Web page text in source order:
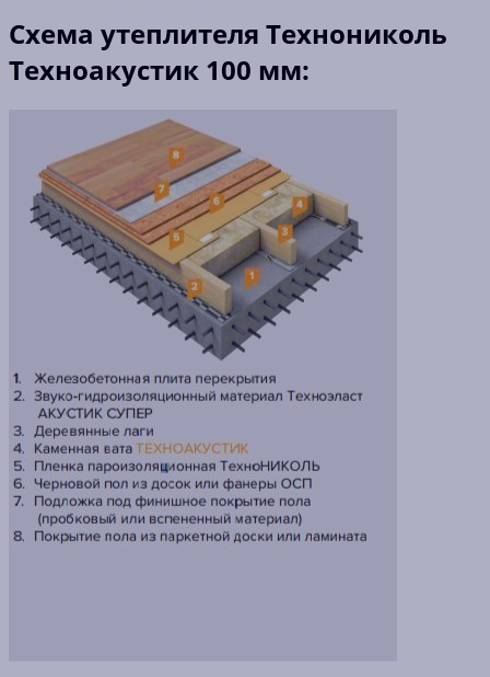
Схема утеплителя Технониколь
Техноакустик 100 мм: